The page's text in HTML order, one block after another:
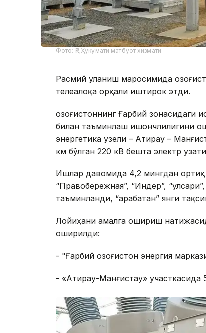
Фото: ҚР Ҳукумати матбуот хизмати
Расмий уланиш маросимида
телеалоқа орқали иштирок этди.
Қозоғистоннинг Ғарбий зонасидаги
билан таъминлаш ишончлилигини
энергетика узели – Атирау –
км бўлган 220 кВ бешта электр
Ишлар давомида 4,2 мингдан ортиқ
“Правобережная”, “Индер”,
таъминланди, “Қарабатан” янги
Лойиҳани амалга ошириш
оширилди:
- "Ғарбий Қозоғистон энергия
- «Атирау-Манғистау»